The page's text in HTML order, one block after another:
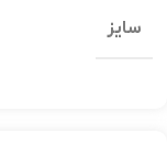
سایز